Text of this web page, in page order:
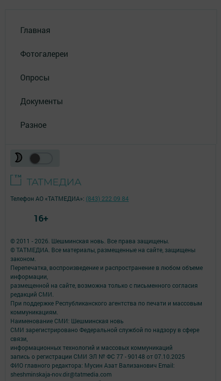
Главная
Фотогалереи
Опросы
Документы
Разное
© 2011 - 2026. Шешминская новь. Все права защищены.
© ТАТМЕДИА. Все материалы, размещенные на сайте, защищены
законом.
Перепечатка, воспроизведение и распространение в любом объеме
информации,
размещенной на сайте, возможна только с письменного согласия
редакций СМИ.
При поддержке Республиканского агентства по печати и массовым
коммуникациям.
Наименование СМИ: Шешминская новь
СМИ зарегистрировано Федеральной службой по надзору в сфере
связи,
информационных технологий и массовых коммуникаций
запись о регистрации СМИ ЭЛ № ФС 77 - 90148 от 07.10.2025
ФИО главного редактора: Мусин Азат Вализанович Email:
sheshminskaja-nov.dir@tatmedia.com
Телефон АО «ТАТМЕДИА»: (843) 222 09 84
16+